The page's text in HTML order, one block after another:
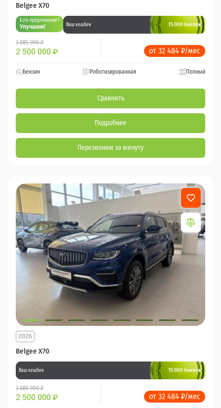
Belgee X70
Есть предложение?
Улучшим! Ваш кешбек 15 000 баллов
3 085 990 ₽
2 500 000 ₽ от 32 484 ₽/мес
Бензин Роботизированная Полный
Сравнить
Подробнее
Перезвоним за минуту
Belgee X70
2026
Ваш кешбек 15 000 баллов
3 085 990 ₽
2 500 000 ₽ от 32 484 ₽/мес